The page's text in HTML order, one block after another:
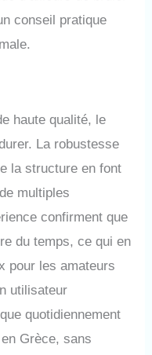
conseil pratique
haute qualité, le
La robustesse
la structure en font
multiples
confirment que
du temps, ce qui en
pour les amateurs
utilisateur
quotidiennement
Grèce, sans